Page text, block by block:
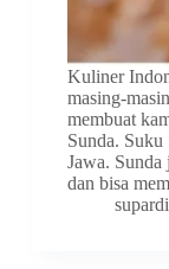
Kuliner
masing-
membuat
Sunda. Suku
Jawa.
dan bisa
supardi